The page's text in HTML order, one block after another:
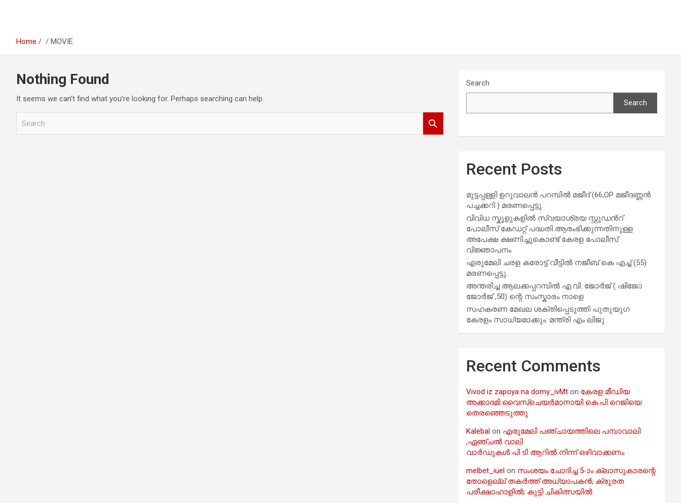
Home MOVIE
Nothing Found
It seems we can’t find what you’re looking for. Perhaps searching can help.
Search
Search
Recent Posts
മുട്ടപ്പള്ളി ഉറുവാലൻ പറമ്പിൽ മജീദ് (66,OP മജീദണ്ണൻ
പച്ചക്കറി ) മരണപ്പെട്ടു..
വിവിധ സ്കൂളുകളില്‍ സ്വയാശ്രയ സ്റ്റുഡന്‍റ്
പോലീസ് കേഡറ്റ് പദ്ധതി ആരംഭിക്കുന്നതിനുള്ള
അപേക്ഷ ക്ഷണിച്ചുകൊണ്ട് കേരള പോലീസ്
വിജ്ഞാപനം
എരുമേലി ചരള കരോട്ട് വീട്ടിൽ നജീബ് കെ എച്ച് (55)
മരണപ്പെട്ടു.
അന്തരിച്ച ആ​ല​ക്ക​പ്പ​റമ്പിൽ​ എ.​വി. ജോ​ർ​ജ് ( ഷിജോ
ജോർജ് ,50) ന്റെ സംസ്കാരം നാളെ
സഹകരണ മേഖല ശക്തിപ്പെടുത്തി പുതുയുഗ
കേരളം സാധ്യമാക്കും: മന്ത്രി എം ലിജു
Recent Comments
Vivod iz zapoya na domy_ivMt on കേരള മീഡിയ
അക്കാദമി വൈസ്ചെയർമാനായി കെ.പി റെജിയെ
തെരഞ്ഞെടുത്തു
Kalebal on എരുമേലി പഞ്ചായത്തിലെ പമ്പാവാലി
,ഏഞ്ചൽ വാലി
വാർഡുകൾ പി ടി ആറിൽ നിന്ന് ഒഴിവാക്കണം
melbet_iuel on സംശയം ചോദിച്ച 5-ാം ക്ലാസുകാരന്റെ
തോളെല്ല് തകർത്ത് അധ്യാപകൻ; ക്രൂരത
പരീക്ഷാഹാളിൽ; കുട്ടി ചികിത്സയിൽ